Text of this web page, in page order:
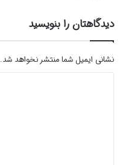
دیدگاهتان را بنویسید
نشانی ایمیل شما منتشر نخواهد شد.